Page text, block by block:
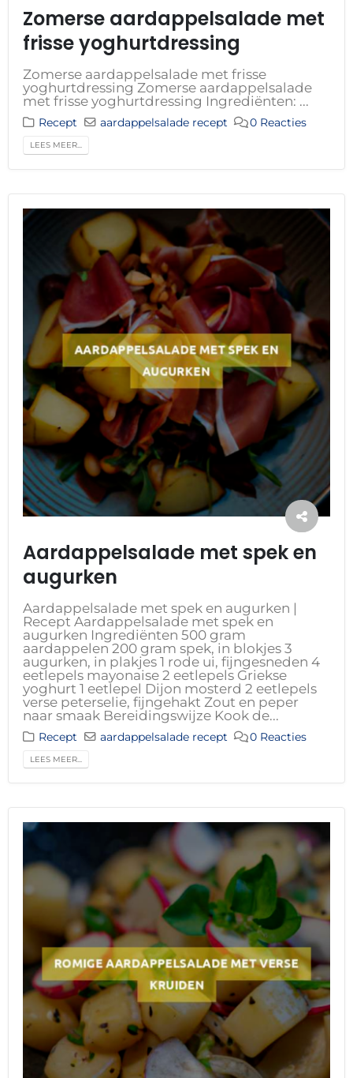
Zomerse aardappelsalade met
frisse yoghurtdressing
Zomerse aardappelsalade met frisse
yoghurtdressing Zomerse aardappelsalade
met frisse yoghurtdressing Ingrediënten: ...
Recept aardappelsalade recept 0 Reacties
LEES MEER...
Aardappelsalade met spek en
augurken
Aardappelsalade met spek en augurken |
Recept Aardappelsalade met spek en
augurken Ingrediënten 500 gram
aardappelen 200 gram spek, in blokjes 3
augurken, in plakjes 1 rode ui, fijngesneden 4
eetlepels mayonaise 2 eetlepels Griekse
yoghurt 1 eetlepel Dijon mosterd 2 eetlepels
verse peterselie, fijngehakt Zout en peper
naar smaak Bereidingswijze Kook de...
Recept aardappelsalade recept 0 Reacties
LEES MEER...